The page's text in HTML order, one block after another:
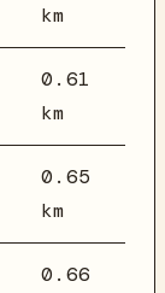
km
0.61
km
0.65
km
0.66